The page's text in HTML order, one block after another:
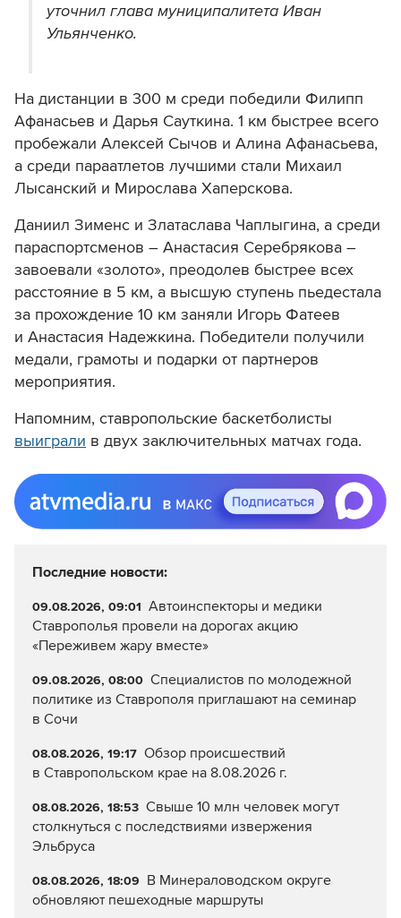
уточнил глава муниципалитета Иван
Ульянченко.
На дистанции в 300 м среди победили Филипп
Афанасьев и Дарья Сауткина. 1 км быстрее всего
пробежали Алексей Сычов и Алина Афанасьева,
а среди параатлетов лучшими стали Михаил
Лысанский и Мирослава Хаперскова.
Даниил Зименс и Златаслава Чаплыгина, а среди
параспортсменов – Анастасия Серебрякова –
завоевали «золото», преодолев быстрее всех
расстояние в 5 км, а высшую ступень пьедестала
за прохождение 10 км заняли Игорь Фатеев
и Анастасия Надежкина. Победители получили
медали, грамоты и подарки от партнеров
мероприятия.
Напомним, ставропольские баскетболисты
выиграли в двух заключительных матчах года.
Последние новости:
09.08.2026, 09:01 Автоинспекторы и медики
Ставрополья провели на дорогах акцию
«Переживем жару вместе»
09.08.2026, 08:00 Специалистов по молодежной
политике из Ставрополя приглашают на семинар
в Сочи
08.08.2026, 19:17 Обзор происшествий
в Ставропольском крае на 8.08.2026 г.
08.08.2026, 18:53 Свыше 10 млн человек могут
столкнуться с последствиями извержения
Эльбруса
08.08.2026, 18:09 В Минераловодском округе
обновляют пешеходные маршруты